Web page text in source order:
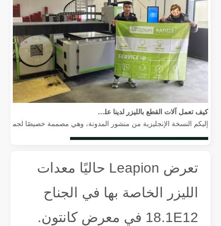
كيف تعمل آلات القطع بالليزر لدينا على تمكين التصنيع المكسيكي
إليكم النسخة الإنجليزية من منشور المدونة، وهي مصممة خصيصًا لجمهور
تعرض Leapion حاليًا معدات
الليزر الخاصة بها في الجناح
18.1E12 في معرض كانتون.